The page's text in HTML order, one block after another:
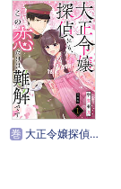
巻大正令嬢探偵にも、この恋だけは難解です 【分冊版】